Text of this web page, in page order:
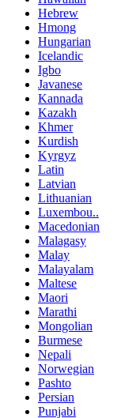
Hebrew
Hmong
Hungarian
Icelandic
Igbo
Javanese
Kannada
Kazakh
Khmer
Kurdish
Kyrgyz
Latin
Latvian
Lithuanian
Luxembou..
Macedonian
Malagasy
Malay
Malayalam
Maltese
Maori
Marathi
Mongolian
Burmese
Nepali
Norwegian
Pashto
Persian
Punjabi